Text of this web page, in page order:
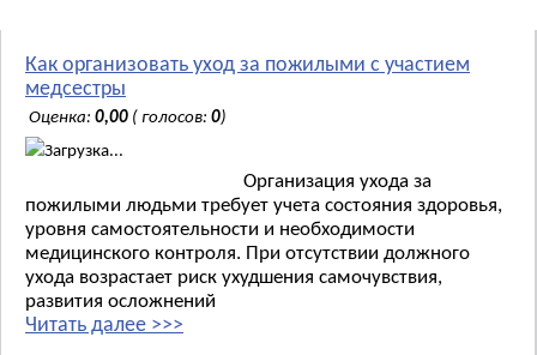
Как организовать уход за пожилыми с участием
медсестры
Оценка: 0,00 ( голосов: 0)
Загрузка...
Организация ухода за
пожилыми людьми требует учета состояния здоровья,
уровня самостоятельности и необходимости
медицинского контроля. При отсутствии должного
ухода возрастает риск ухудшения самочувствия,
развития осложнений
Читать далее >>>